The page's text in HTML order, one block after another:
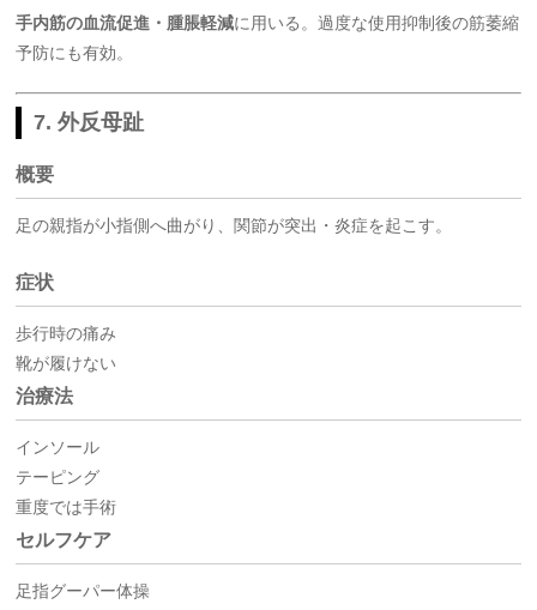
手内筋の血流促進・腫脹軽減に用いる。過度な使用抑制後の筋萎縮
予防にも有効。
7. 外反母趾
概要
足の親指が小指側へ曲がり、関節が突出・炎症を起こす。
症状
歩行時の痛み
靴が履けない
治療法
インソール
テーピング
重度では手術
セルフケア
足指グーパー体操